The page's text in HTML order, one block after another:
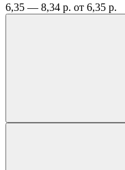
6,35 — 8,34 р. от 6,35 р.